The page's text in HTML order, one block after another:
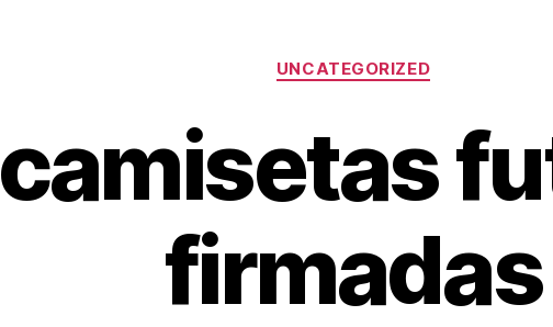
Categorías
UNCATEGORIZED
camisetas
firmadas